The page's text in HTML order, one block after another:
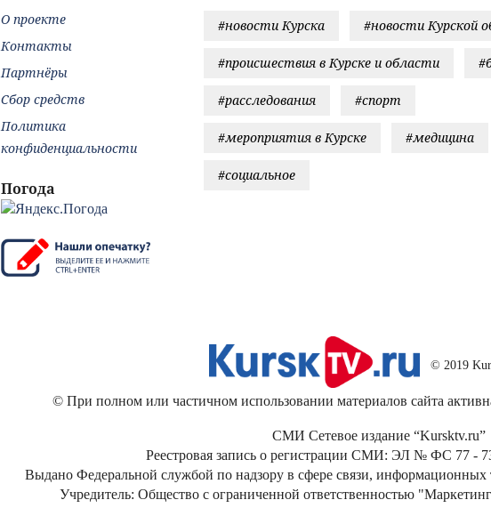
#новости Курска #новости Курской
#происшествия в Курске и области
#расследования #спорт
#мероприятия в Курске #медицина
#социальное
О проекте
Контакты
Партнёры
Сбор средств
Политика
конфиденциальности
Погода
© 2019
© При полном или частичном использовании материалов сайта
СМИ Сетевое издание “Kursktv.ru”
Реестровая запись о регистрации СМИ: ЭЛ № ФС 77 -
Выдано Федеральной службой по надзору в сфере связи,
Учредитель: Общество с ограниченной ответственностью